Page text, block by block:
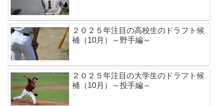
２０２５年注目の高校生のドラフト候
補（10月）～野手編～
２０２５年注目の大学生のドラフト候
補（10月）～投手編～